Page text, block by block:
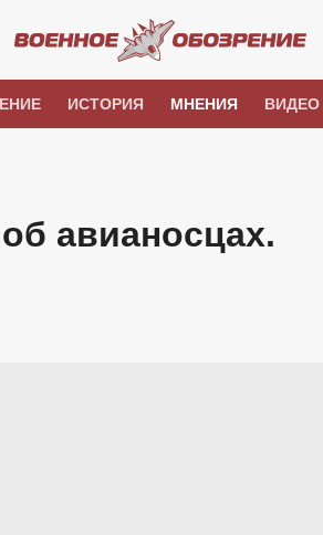
ИСТОРИЯ МНЕНИЯ ВИДЕО
авианосцах.